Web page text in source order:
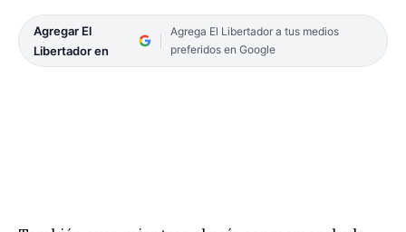
Agregar El
Libertador en
Agrega El Libertador a tus medios
preferidos en Google